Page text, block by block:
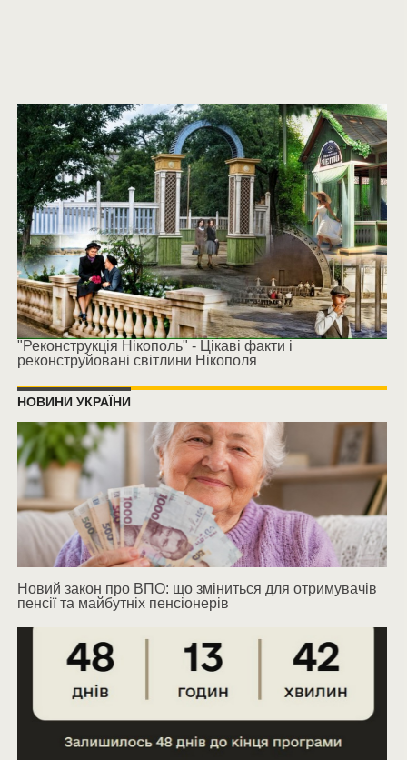
"Реконструкція Нікополь" - Цікаві факти і
реконструйовані світлини Нікополя
НОВИНИ УКРАЇНИ
Новий закон про ВПО: що зміниться для отримувачів
пенсії та майбутніх пенсіонерів